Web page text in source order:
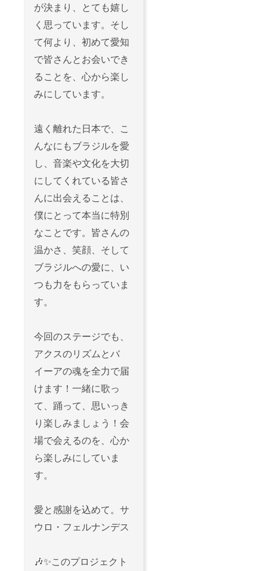
が決まり、とても嬉し
く思っています。そし
て何より、初めて愛知
で皆さんとお会いでき
ることを、心から楽し
みにしています。
遠く離れた日本で、こ
んなにもブラジルを愛
し、音楽や文化を大切
にしてくれている皆さ
んに出会えることは、
僕にとって本当に特別
なことです。皆さんの
温かさ、笑顔、そして
ブラジルへの愛に、い
つも力をもらっていま
す。
今回のステージでも、
アクスのリズムとバ
イーアの魂を全力で届
けます！一緒に歌っ
て、踊って、思いっき
り楽しみましょう！会
場で会えるのを、心か
ら楽しみにしていま
す。
愛と感謝を込めて。サ
ウロ・フェルナンデス
🎶✨このプロジェクト